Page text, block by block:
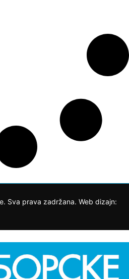
Sva prava zadržana. Web dizajn: